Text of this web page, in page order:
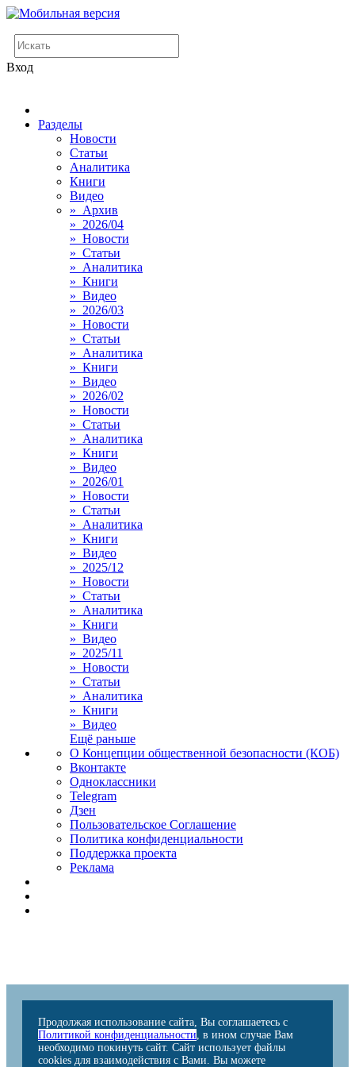
Вход
Разделы
Новости
Статьи
Аналитика
Книги
Видео
» Архив
» 2026/04
» Новости
» Статьи
» Аналитика
» Книги
» Видео
» 2026/03
» Новости
» Статьи
» Аналитика
» Книги
» Видео
» 2026/02
» Новости
» Статьи
» Аналитика
» Книги
» Видео
» 2026/01
» Новости
» Статьи
» Аналитика
» Книги
» Видео
» 2025/12
» Новости
» Статьи
» Аналитика
» Книги
» Видео
» 2025/11
» Новости
» Статьи
» Аналитика
» Книги
» Видео
Ещё раньше
О Концепции общественной безопасности (КОБ)
Вконтакте
Одноклассники
Telegram
Дзен
Пользовательское Соглашение
Политика конфиденциальности
Поддержка проекта
Реклама
Продолжая использование сайта, Вы соглашаетесь с
Политикой конфиденциальности, в ином случае Вам
необходимо покинуть сайт. Сайт использует файлы
cookies для взаимодействия с Вами. Вы можете